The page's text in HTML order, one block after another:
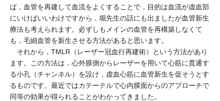
ば，血管を再建して血流をよくすることで，目的は血流が虚血部
にいけばいいわけですから，堀先生の話にも出ましたが血管新生
療法も考えられます。必ずしもメインの血管を再構築しなくて
も，毛細血管を新生させる方法があると思います。
それから，TMLR（レーザー冠血行再建術）という方法があり
ます。この方法は，心外膜側からレーザーを用いて心筋に貫通す
る小孔（チャンネル）を設け，虚血心筋に血管新生を促そうとす
るものです。最近ではカテーテルで心内膜面からのアプローチで
同等の効果が得られることがわかってきました。